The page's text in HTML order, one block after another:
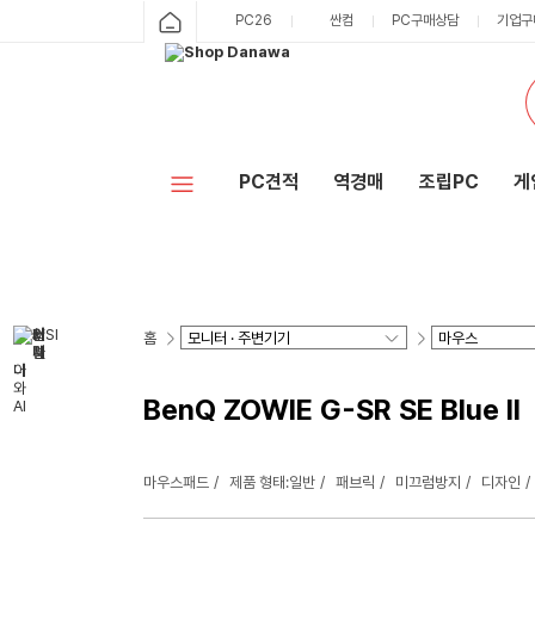
PC26 싼컴 PC구매상담 기업
PC견적 역경매 조립PC 게
홈
BenQ ZOWIE G-SR SE Blue II
마우스패드 제품 형태:일반 패브릭 미끄럼방지 디자인